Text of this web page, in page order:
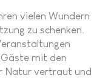
vielen Wundern
zu schenken.
mit den
Natur vertraut und